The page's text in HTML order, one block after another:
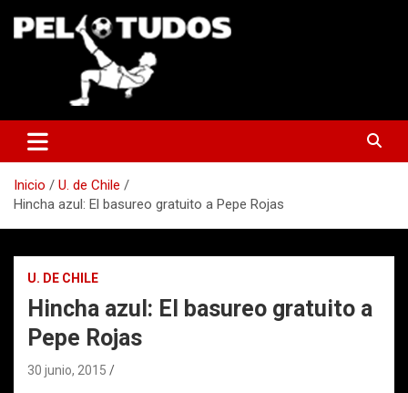
Inicio
U. de Chile
Hincha azul: El basureo gratuito a Pepe Rojas
U. DE CHILE
Hincha azul: El basureo gratuito a
Pepe Rojas
30 junio, 2015